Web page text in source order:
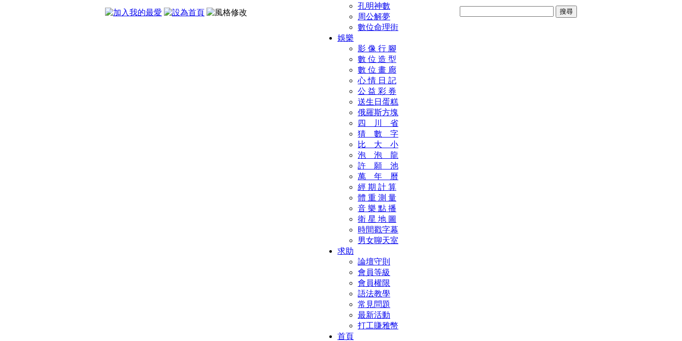
孔明神數
周公解夢
數位命理街
娛樂
影 像 行 腳
數 位 造 型
數 位 畫 廊
心 情 日 記
公 益 彩 券
送生日蛋糕
俄羅斯方塊
四 川 省
猜 數 字
比 大 小
泡 泡 龍
許 願 池
萬 年 曆
經 期 計 算
體 重 測 量
音 樂 點 播
衛 星 地 圖
時間戳字幕
男女聊天室
求助
論壇守則
會員等級
會員權限
語法教學
常見問題
最新活動
打工賺雅幣
首頁